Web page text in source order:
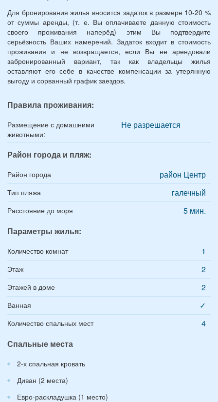
Для бронирования жилья вносится задаток в размере 10-20 %
от суммы аренды, (т. е. Вы оплачиваете данную стоимость
своего проживания наперёд) этим Вы подтвердите
серьёзность Ваших намерений. Задаток входит в стоимость
проживания и не возвращается, если Вы не арендовали
забронированный вариант, так как владельцы жилья
оставляют его себе в качестве компенсации за утерянную
выгоду и сорванный график заездов.
Правила проживания:
Размещение с домашними
животными:
Не разрешается
Район города и пляж:
Район города район Центр
Тип пляжа галечный
Расстояние до моря
5 мин.
Параметры жилья:
Количество комнат 1
Этаж 2
Этажей в доме 2
Ванная ✓
Количество спальных мест
4
Спальные места
2-х спальная кровать
Диван (2 места)
Евро-раскладушка (1 место)